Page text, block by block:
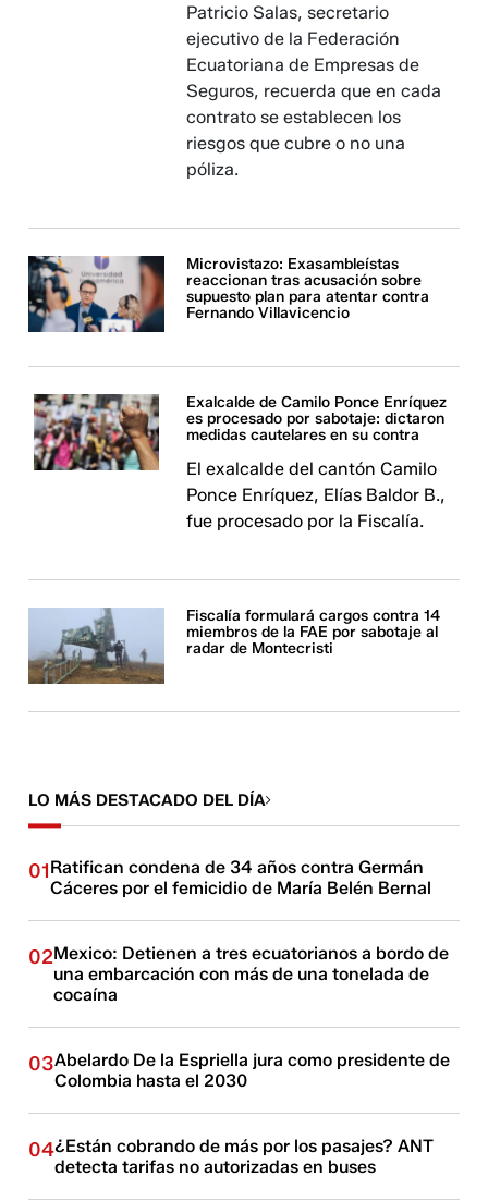
Patricio Salas, secretario
ejecutivo de la Federación
Ecuatoriana de Empresas de
Seguros, recuerda que en cada
contrato se establecen los
riesgos que cubre o no una
póliza.
Microvistazo: Exasambleístas
reaccionan tras acusación sobre
supuesto plan para atentar contra
Fernando Villavicencio
Exalcalde de Camilo Ponce Enríquez
es procesado por sabotaje: dictaron
medidas cautelares en su contra
El exalcalde del cantón Camilo
Ponce Enríquez, Elías Baldor B.,
fue procesado por la Fiscalía.
Fiscalía formulará cargos contra 14
miembros de la FAE por sabotaje al
radar de Montecristi
LO MÁS DESTACADO DEL DÍA
01Ratifican condena de 34 años contra Germán
Cáceres por el femicidio de María Belén Bernal
02Mexico: Detienen a tres ecuatorianos a bordo de
una embarcación con más de una tonelada de
cocaína
03Abelardo De la Espriella jura como presidente de
Colombia hasta el 2030
04¿Están cobrando de más por los pasajes? ANT
detecta tarifas no autorizadas en buses